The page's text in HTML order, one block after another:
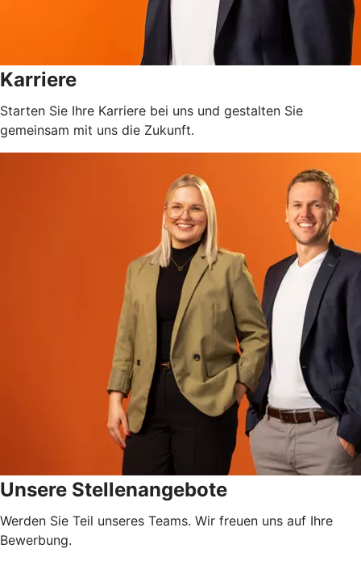
Karriere
Starten Sie Ihre Karriere bei uns und gestalten Sie
gemeinsam mit uns die Zukunft.
Unsere Stellenangebote
Werden Sie Teil unseres Teams. Wir freuen uns auf Ihre
Bewerbung.